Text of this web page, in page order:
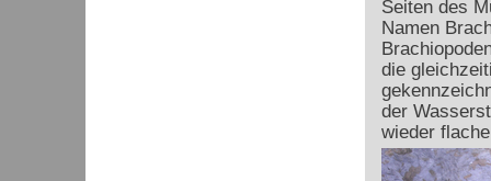
Seiten des
Namen
die
der
wieder